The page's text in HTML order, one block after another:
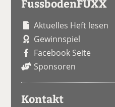
FussbodenFUXX
Aktuelles Heft lesen
Gewinnspiel
Facebook Seite
Sponsoren
Kontakt